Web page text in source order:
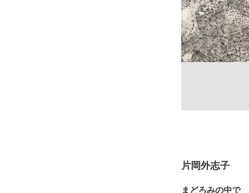
片岡外志子
まどろみの中で